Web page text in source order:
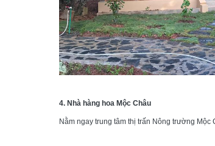
4. Nhà hàng hoa Mộc Châu
Nằm ngay trung tâm thị trấn Nông trường